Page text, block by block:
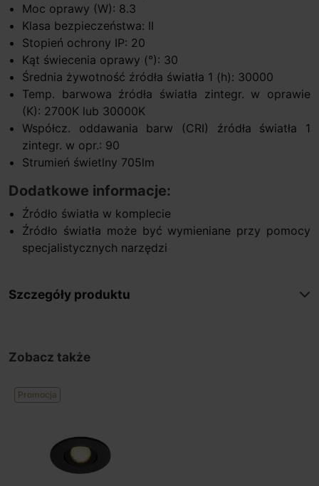
Moc oprawy (W): 8.3
Klasa bezpieczeństwa: II
Stopień ochrony IP: 20
Kąt świecenia oprawy (°): 30
Średnia żywotność źródła światła 1 (h): 30000
Temp. barwowa źródła światła zintegr. w oprawie
(K): 2700K lub 30000K
Współcz. oddawania barw (CRI) źródła światła 1
zintegr. w opr.: 90
Strumień świetlny 705lm
Dodatkowe informacje:
Źródło światła w komplecie
Źródło światła może być wymieniane przy pomocy
specjalistycznych narzędzi
Szczegóły produktu
Zobacz także
Promocja